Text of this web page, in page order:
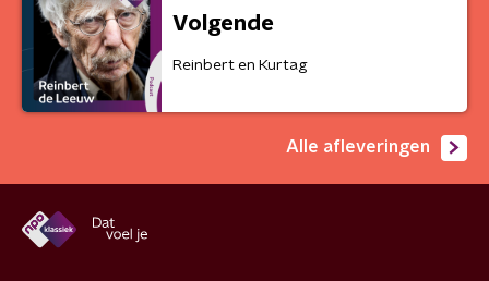
Volgende
Reinbert en Kurtag
Alle afleveringen